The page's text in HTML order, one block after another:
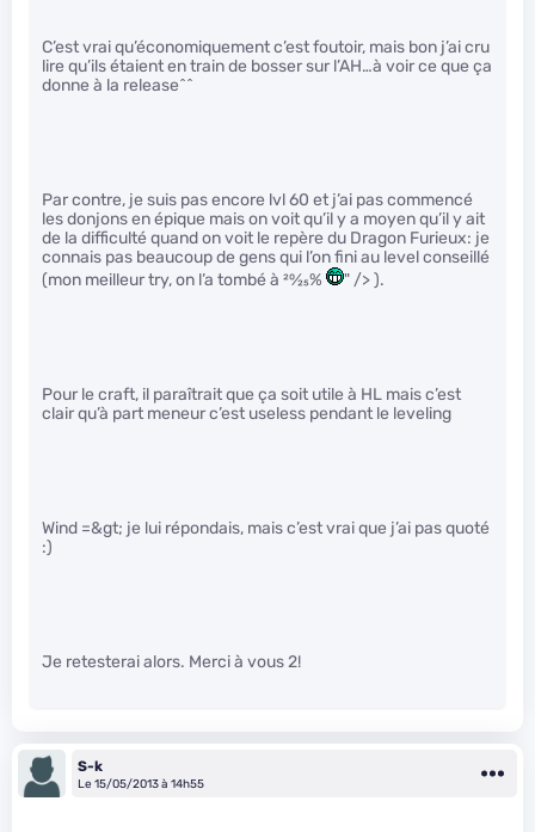
C’est vrai qu’économiquement c’est foutoir, mais bon j’ai cru
lire qu’ils étaient en train de bosser sur l’AH…à voir ce que ça
donne à la release^^
Par contre, je suis pas encore lvl 60 et j’ai pas commencé
les donjons en épique mais on voit qu’il y a moyen qu’il y ait
de la difficulté quand on voit le repère du Dragon Furieux: je
connais pas beaucoup de gens qui l’on fini au level conseillé
(mon meilleur try, on l’a tombé à 20⁄25% " /> ).
Pour le craft, il paraîtrait que ça soit utile à HL mais c’est
clair qu’à part meneur c’est useless pendant le leveling
Wind =&gt; je lui répondais, mais c’est vrai que j’ai pas quoté
:)
Je retesterai alors. Merci à vous 2!
S-k
Le 15/05/2013 à 14h55